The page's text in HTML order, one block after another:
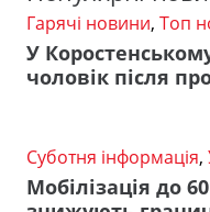
Гарячі новини, Топ
У
чоловік після
Суботня інформація,
Мобілізація до